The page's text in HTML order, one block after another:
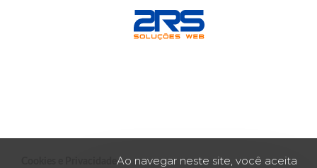
Ao navegar neste site, você aceita